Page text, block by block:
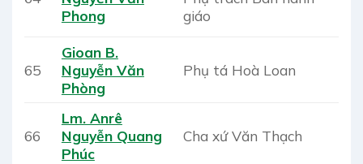
Phong
giáo
65
Gioan B.
Nguyễn Văn
Phòng
Phụ tá Hoà Loan
66
Lm. Anrê
Nguyễn Quang
Phúc
Cha xứ Văn Thạch